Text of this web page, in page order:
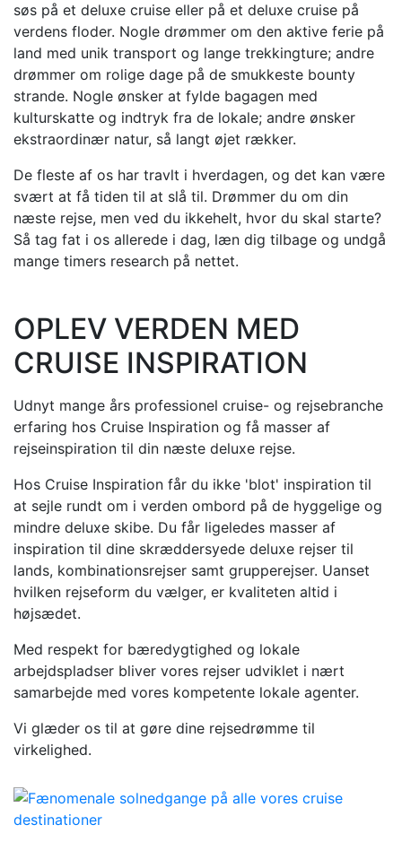
søs på et deluxe cruise eller på et deluxe cruise på
verdens floder. Nogle drømmer om den aktive ferie på
land med unik transport og lange trekkingture; andre
drømmer om rolige dage på de smukkeste bounty
strande. Nogle ønsker at fylde bagagen med
kulturskatte og indtryk fra de lokale; andre ønsker
ekstraordinær natur, så langt øjet rækker.
De fleste af os har travlt i hverdagen, og det kan være
svært at få tiden til at slå til. Drømmer du om din
næste rejse, men ved du ikkehelt, hvor du skal starte?
Så tag fat i os allerede i dag, læn dig tilbage og undgå
mange timers research på nettet.
OPLEV VERDEN MED
CRUISE INSPIRATION
Udnyt mange års professionel cruise- og rejsebranche
erfaring hos Cruise Inspiration og få masser af
rejseinspiration til din næste deluxe rejse.
Hos Cruise Inspiration får du ikke 'blot' inspiration til
at sejle rundt om i verden ombord på de hyggelige og
mindre deluxe skibe. Du får ligeledes masser af
inspiration til dine skræddersyede deluxe rejser til
lands, kombinationsrejser samt grupperejser. Uanset
hvilken rejseform du vælger, er kvaliteten altid i
højsædet.
Med respekt for bæredygtighed og lokale
arbejdspladser bliver vores rejser udviklet i nært
samarbejde med vores kompetente lokale agenter.
Vi glæder os til at gøre dine rejsedrømme til
virkelighed.